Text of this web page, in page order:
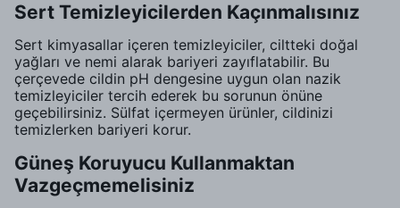
Sert Temizleyicilerden Kaçınmalısınız
Sert kimyasallar içeren temizleyiciler, ciltteki doğal
yağları ve nemi alarak bariyeri zayıflatabilir. Bu
çerçevede cildin pH dengesine uygun olan nazik
temizleyiciler tercih ederek bu sorunun önüne
geçebilirsiniz. Sülfat içermeyen ürünler, cildinizi
temizlerken bariyeri korur.
Güneş Koruyucu Kullanmaktan
Vazgeçmemelisiniz